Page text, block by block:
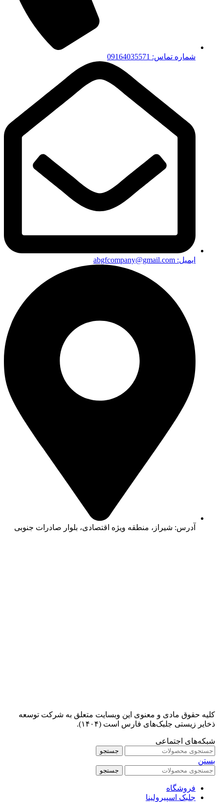
شماره تماس: 09164035571
ایمیل: abgfcompany@gmail.com
آدرس: شیراز، منطقه ویژه اقتصادی، بلوار صادرات جنوبی
کلیه حقوق مادی و معنوی این وبسایت متعلق به شرکت توسعه
ذخایر زیستی جلبک‌های فارس است (۱۴۰۴).
شبکه‌های اجتماعی
جستجو
بستن
جستجو
فروشگاه
جلبک اسپیرولینا